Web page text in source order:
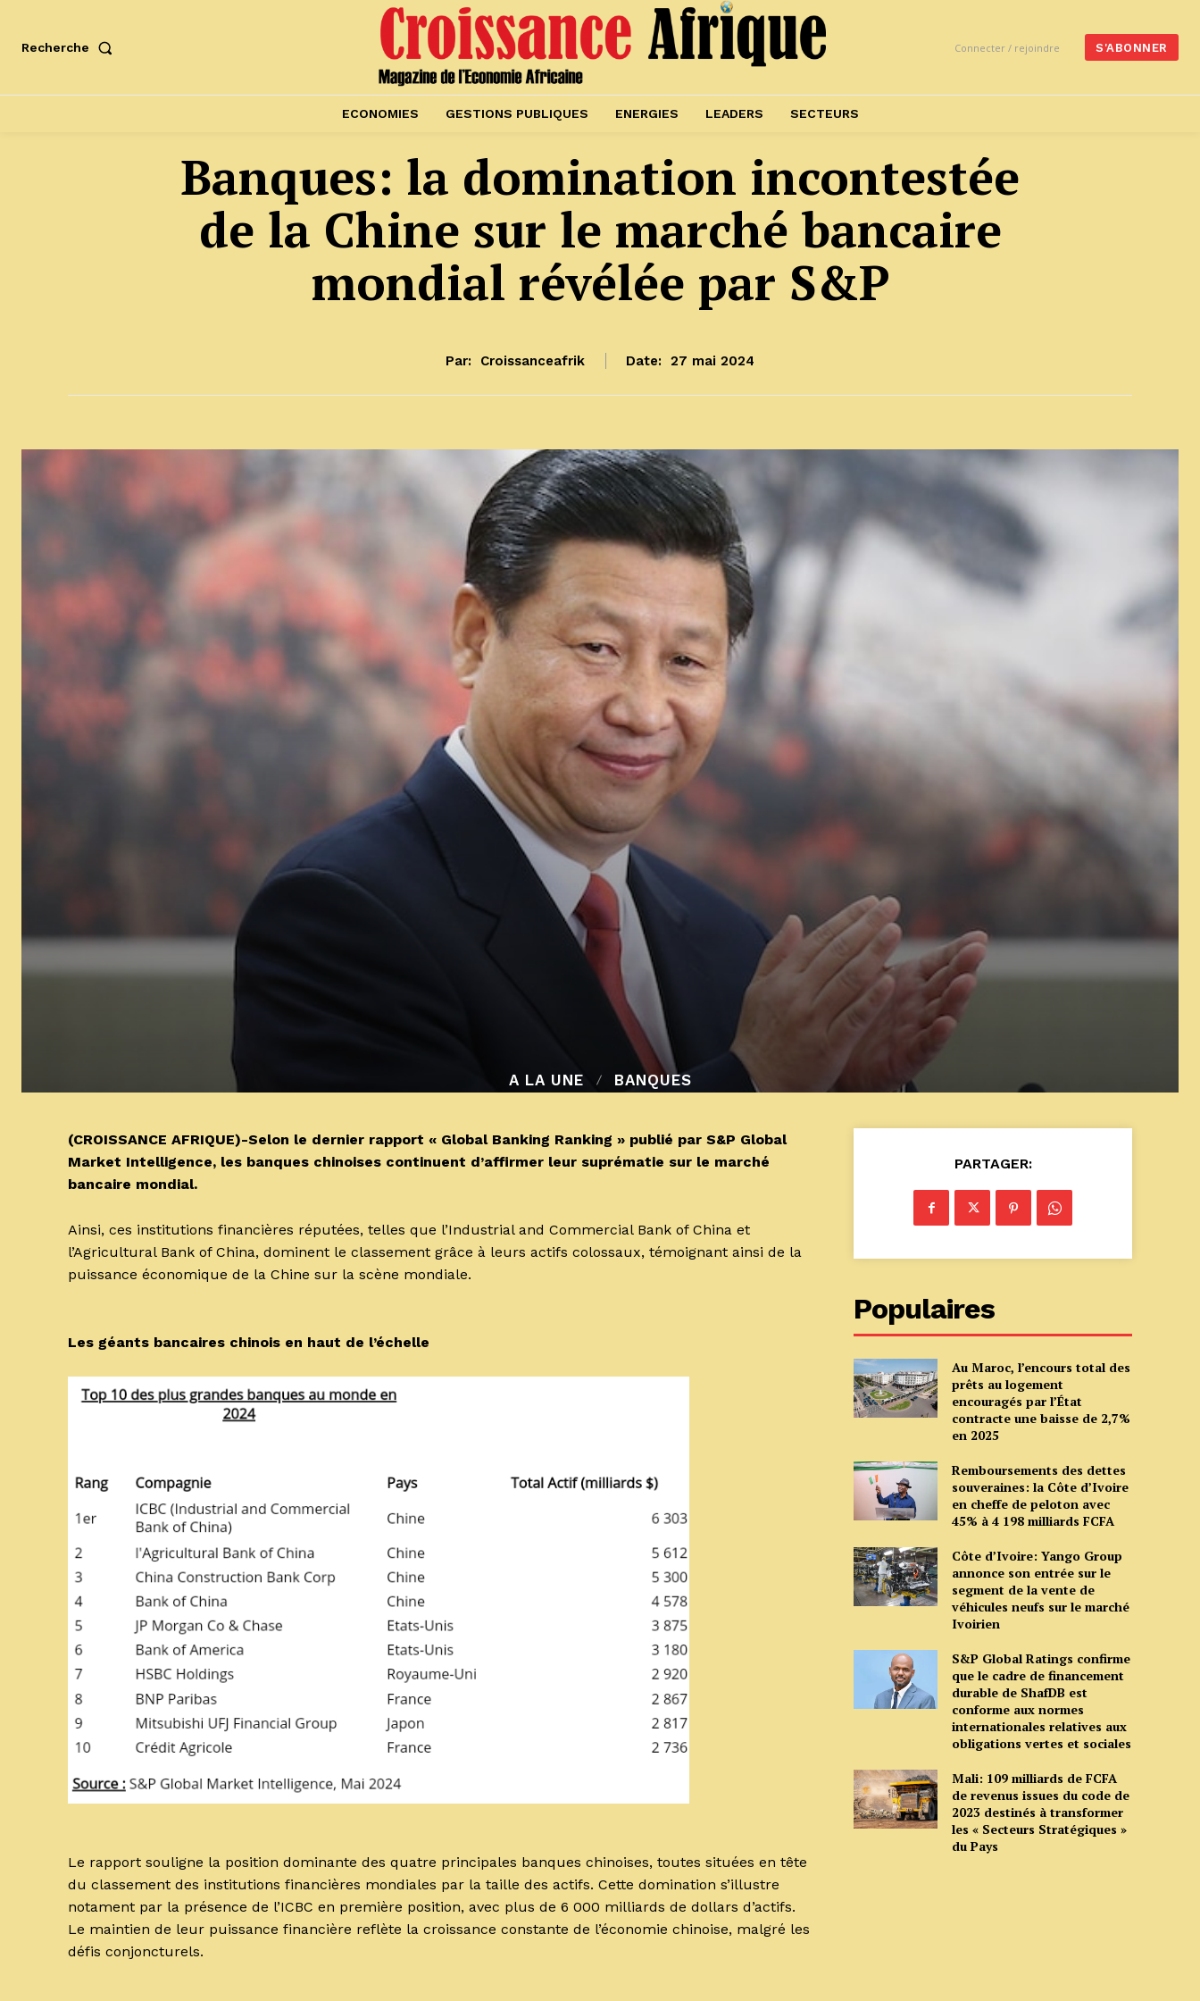
Recherche Connecter / rejoindre S'ABONNER
ECONOMIES GESTIONS PUBLIQUES ENERGIES LEADERS SECTEURS
Banques: la domination incontestée
de la Chine sur le marché bancaire
mondial révélée par S&P
Par: Croissanceafrik Date: 27 mai 2024
A LA UNE BANQUES
(CROISSANCE AFRIQUE)-Selon le dernier rapport « Global Banking Ranking » publié par S&P Global
Market Intelligence, les banques chinoises continuent d’affirmer leur suprématie sur le marché
bancaire mondial.
Ainsi, ces institutions financières réputées, telles que l’Industrial and Commercial Bank of China et
l’Agricultural Bank of China, dominent le classement grâce à leurs actifs colossaux, témoignant ainsi de la
puissance économique de la Chine sur la scène mondiale.
Les géants bancaires chinois en haut de l’échelle
Le rapport souligne la position dominante des quatre principales banques chinoises, toutes situées en tête
du classement des institutions financières mondiales par la taille des actifs. Cette domination s’illustre
notament par la présence de l’ICBC en première position, avec plus de 6 000 milliards de dollars d’actifs.
Le maintien de leur puissance financière reflète la croissance constante de l’économie chinoise, malgré les
défis conjoncturels.
PARTAGER:
Populaires
Au Maroc, l’encours total des
prêts au logement
encouragés par l’État
contracte une baisse de 2,7%
en 2025
Remboursements des dettes
souveraines: la Côte d’Ivoire
en cheffe de peloton avec
45% à 4 198 milliards FCFA
Côte d’Ivoire: Yango Group
annonce son entrée sur le
segment de la vente de
véhicules neufs sur le marché
Ivoirien
S&P Global Ratings confirme
que le cadre de financement
durable de ShafDB est
conforme aux normes
internationales relatives aux
obligations vertes et sociales
Mali: 109 milliards de FCFA
de revenus issues du code de
2023 destinés à transformer
les « Secteurs Stratégiques »
du Pays